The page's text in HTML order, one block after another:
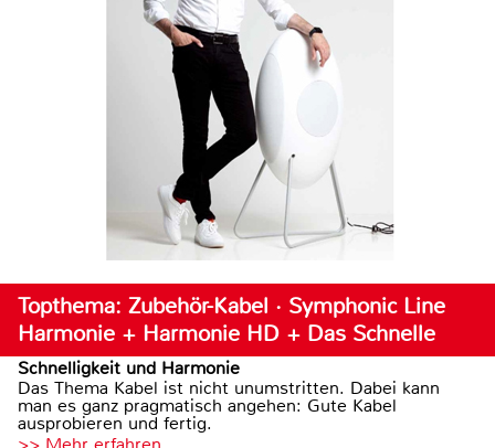
Topthema: Zubehör-Kabel · Symphonic Line
Harmonie + Harmonie HD + Das Schnelle
Schnelligkeit und Harmonie
Das Thema Kabel ist nicht unumstritten. Dabei kann
man es ganz pragmatisch angehen: Gute Kabel
ausprobieren und fertig.